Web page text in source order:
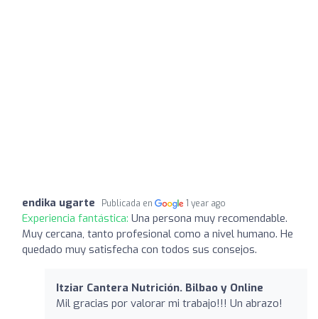
endika ugarte Publicada en 1 year ago
Experiencia fantástica: Una persona muy recomendable.
Muy cercana, tanto profesional como a nivel humano. He
quedado muy satisfecha con todos sus consejos.
Itziar Cantera Nutrición. Bilbao y Online
Mil gracias por valorar mi trabajo!!! Un abrazo!